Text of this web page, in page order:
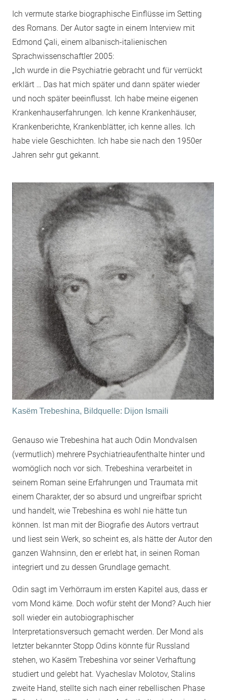
Ich vermute starke biographische Einflüsse im Setting
des Romans. Der Autor sagte in einem Interview mit
Edmond Çali, einem albanisch­-italienischen
Sprachwissenschaftler 2005:
„Ich wurde in die Psychiatrie gebracht und für verrückt
erklärt … Das hat mich später und dann später wieder
und noch später beeinflusst. Ich habe meine eigenen
Krankenhauserfahrungen. Ich kenne Krankenhäuser,
Krankenberichte, Krankenblätter, ich kenne alles. Ich
habe viele Geschichten. Ich habe sie nach den 1950er
Jahren sehr gut gekannt.
Kasëm Trebeshina, Bildquelle: Dijon Ismaili
Genauso wie Trebeshina hat auch Odin Mondvalsen
(vermutlich) mehrere Psychiatrieaufenthalte hinter und
womöglich noch vor sich. Trebeshina verarbeitet in
seinem Roman seine Erfahrungen und Traumata mit
einem Charakter, der so absurd und ungreifbar spricht
und handelt, wie Trebeshina es wohl nie hätte tun
können. Ist man mit der Biografie des Autors vertraut
und liest sein Werk, so scheint es, als hätte der Autor den
ganzen Wahnsinn, den er erlebt hat, in seinen Roman
integriert und zu dessen Grundlage gemacht.
Odin sagt im Verhörraum im ersten Kapitel aus, dass er
vom Mond käme. Doch wofür steht der Mond? Auch hier
soll wieder ein autobiographischer
Interpretationsversuch gemacht werden. Der Mond als
letzter bekannter Stopp Odins könnte für Russland
stehen, wo Kasëm Trebeshina vor seiner Verhaftung
studiert und gelebt hat. Vyacheslav Molotov, Stalins
zweite Hand, stellte sich nach einer rebellischen Phase